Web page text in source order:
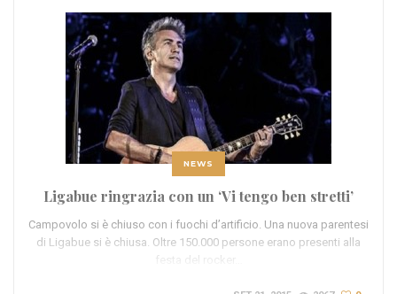
NEWS
Ligabue ringrazia con un ‘Vi tengo ben stretti’
Campovolo si è chiuso con i fuochi d’artificio. Una nuova parentesi
di Ligabue si è chiusa. Oltre 150.000 persone erano presenti alla
festa del rocker…